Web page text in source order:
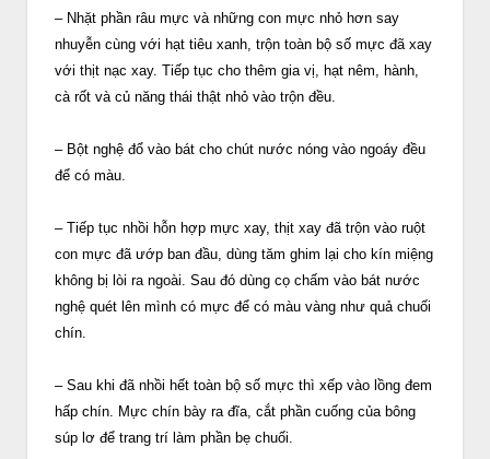
– Nhặt phần râu mực và những con mực nhỏ hơn say
nhuyễn cùng với hạt tiêu xanh, trộn toàn bộ số mực đã xay
với thịt nạc xay. Tiếp tục cho thêm gia vị, hạt nêm, hành,
cà rốt và củ năng thái thật nhỏ vào trộn đều.
– Bột nghệ đổ vào bát cho chút nước nóng vào ngoáy đều
để có màu.
– Tiếp tục nhồi hỗn hợp mực xay, thịt xay đã trộn vào ruột
con mực đã ướp ban đầu, dùng tăm ghim lại cho kín miệng
không bị lòi ra ngoài. Sau đó dùng cọ chấm vào bát nước
nghệ quét lên mình có mực để có màu vàng như quả chuối
chín.
– Sau khi đã nhồi hết toàn bộ số mực thì xếp vào lồng đem
hấp chín. Mực chín bày ra đĩa, cắt phần cuống của bông
súp lơ để trang trí làm phần bẹ chuối.